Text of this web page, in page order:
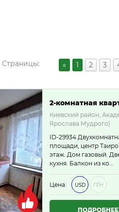
Страницы: « 1 2 3
2-комнатная
Киевский район,
Ярослава Мудрого)
ID-29934
площади, центр
этаж. Дом газовый.
кухня. Балкон из ко…
Цена: USD ГРН
ПОДРОБНЕЕ